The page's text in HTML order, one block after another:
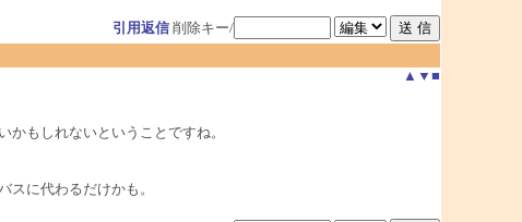
引用返信 削除キー/
▲ ▼ ■
もしれないということですね。
に代わるだけかも。